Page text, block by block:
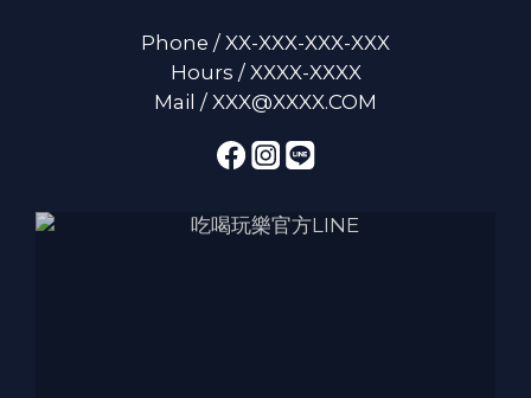
Phone / XX-XXX-XXX-XXX
Hours / XXXX-XXXX
Mail / XXX@XXXX.COM